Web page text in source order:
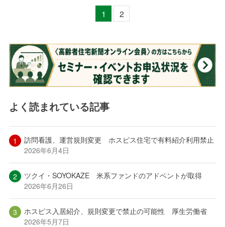
1 2
よく読まれている記事
訪問看護、運営規則変更 ホスピス住宅で有料紹介利用禁止
2026年6月4日
ツクイ・SOYOKAZE 米系ファンドのアドベントが取得
2026年6月26日
ホスピス入居紹介、規則変更で禁止の可能性 厚生労働省
2026年5月7日